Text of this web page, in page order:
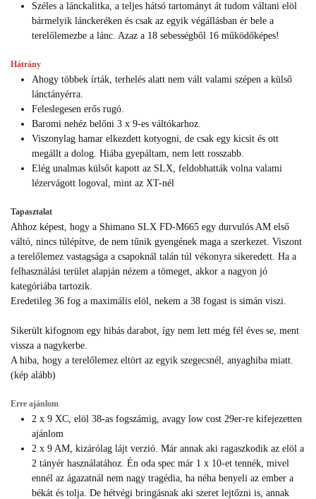
Széles a lánckalitka, a teljes hátsó tartományt át tudom váltani elöl
bármelyik lánckeréken és csak az egyik végállásban ér bele a
terelőlemezbe a lánc. Azaz a 18 sebességből 16 működőképes!
Hátrány
Ahogy többek írták, terhelés alatt nem vált valami szépen a külső
lánctányérra.
Feleslegesen erős rugó.
Baromi nehéz belőni 3 x 9-es váltókarhoz.
Viszonylag hamar elkezdett kotyogni, de csak egy kicsit és ott
megállt a dolog. Hiába gyepáltam, nem lett rosszabb.
Elég unalmas külsőt kapott az SLX, feldobhatták volna valami
lézervágott logoval, mint az XT-nél
Tapasztalat
Ahhoz képest, hogy a Shimano SLX FD-M665 egy durvulós AM első
váltó, nincs túlépítve, de nem tűnik gyengének maga a szerkezet. Viszont
a terelőlemez vastagsága a csapoknál talán túl vékonyra sikeredett. Ha a
felhasználási terület alapján nézem a tömeget, akkor a nagyon jó
kategóriába tartozik.
Eredetileg 36 fog a maximális elöl, nekem a 38 fogast is simán viszi.
Sikerült kifognom egy hibás darabot, így nem lett még fél éves se, ment
vissza a nagykerbe.
A hiba, hogy a terelőlemez eltört az egyik szegecsnél, anyaghiba miatt.
(kép alább)
Erre ajánlom
2 x 9 XC, elöl 38-as fogszámig, avagy low cost 29er-re kifejezetten
ajánlom
2 x 9 AM, kizárólag lájt verzió. Már annak aki ragaszkodik az elöl a
2 tányér használatához. Én oda spec már 1 x 10-et tennék, mivel
ennél az ágazatnál nem nagy tragédia, ha néha benyeli az ember a
békát és tolja. De hétvégi bringásnak aki szeret lejtőzni is, annak